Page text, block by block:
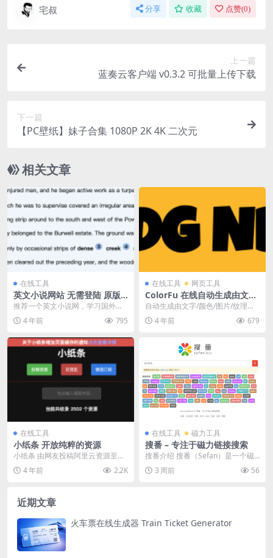
宅叔 分享 收藏 点赞(0)
上一篇
蓝奏云客户端 v0.3.2 可批量上传下载
下一篇
【PC壁纸】妹子合集 1080P 2K 4K 二次元
相关文章
在线工具
英文小说网站 无需登陆 原版
小说可下载
推荐一个英文小说网，学习国外文
学的好网站~下载完全免费，无需登
录或注册，下载文件...
4 年前 795
在线工具 网页工具
ColorFu 在线自动生成由文
字、颜色、图案和图像组成的
自动生成由文字/颜色/图片/纹理元
素组成的壁纸
4 年前 679
在线工具
小纸条 开放纯粹的资源
小纸条 由网友投稿阿里云资源至网
站，网站上目前共有2502个阿里云
盘资源，资源导...
4 年前 2.2K
在线工具 磁力工具
搜番 – 专注于磁力链接搜索
搜番介绍 搜番（Sefan）是一个磁
力链接搜索网站，主要用于通过关
键词或番号搜索...
3 周前 56
近期文章
火车票在线生成器 Train Ticket Generator